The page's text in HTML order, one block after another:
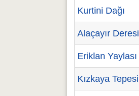
Kurtini Dağı
Alaçayır Deresi
Eriklan Yaylası
Kızkaya Tepesi